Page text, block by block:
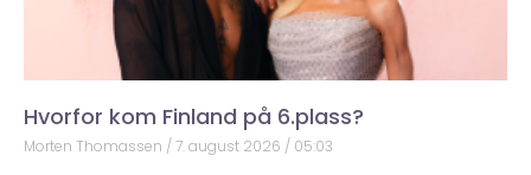
Hvorfor kom Finland på 6.plass?
Morten Thomassen 7. august 2026 05:03